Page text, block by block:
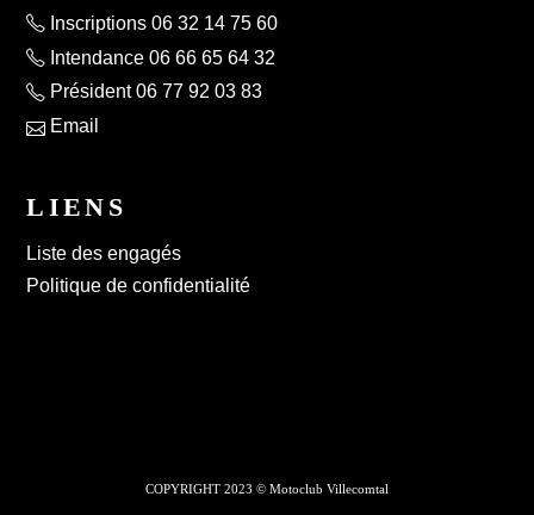
Inscriptions 06 32 14 75 60
Intendance 06 66 65 64 32
Président 06 77 92 03 83
Email
LIENS
Liste des engagés
Politique de confidentialité
COPYRIGHT 2023 © Motoclub Villecomtal